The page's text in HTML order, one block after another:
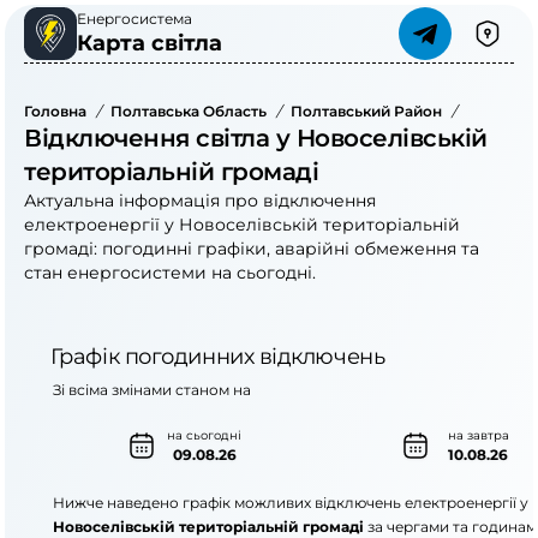
Енергосистема
Карта світла
Головна / Полтавська Область / Полтавський Район /
Відключення світла у Новоселівській
територіальній громаді
Актуальна інформація про відключення
електроенергії у Новоселівській територіальній
громаді: погодинні графіки, аварійні обмеження та
стан енергосистеми на сьогодні.
Графік погодинних відключень
на сьогодні
09.08.26
на завтра
10.08.26
Зі всіма змінами станом на
Нижче наведено графік можливих відключень електроенергії у
Новоселівській територіальній громаді за чергами та